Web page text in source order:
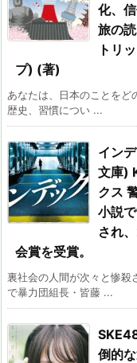
化、
旅の
トリ
プ) (著)
あなたは、日本のことをど
歴史、習慣につい ...
イン
文庫)
クス
小説
され
会賞を受賞。
裏社会の人間が次々と惨殺
で暴力団組長・皆藤 ...
倒的